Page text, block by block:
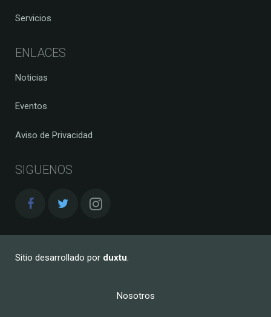
Servicios
ENLACES
Noticias
Eventos
Aviso de Privacidad
SIGUENOS
Sitio desarrollado por duxtu.
Nosotros